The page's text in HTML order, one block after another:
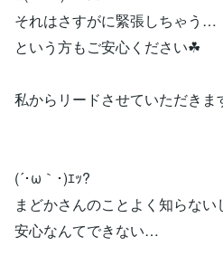
それはさすがに緊張しちゃう…
という方もご安心ください☘
私からリードさせていただきま
(´･ω｀･)ｴｯ?
まどかさんのことよく知らない
安心なんてできない…